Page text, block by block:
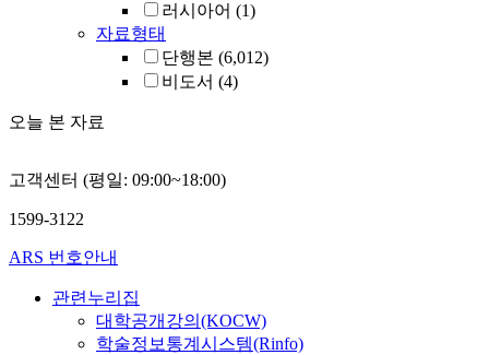
러시아어 (1)
자료형태
단행본 (6,012)
비도서 (4)
오늘 본 자료
고객센터 (평일: 09:00~18:00)
1599-3122
ARS 번호안내
관련누리집
대학공개강의(KOCW)
학술정보통계시스템(Rinfo)